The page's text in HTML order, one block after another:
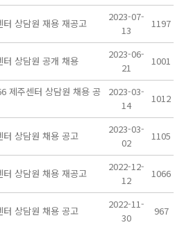
상담원 재용 재공고
2023-07-
13
1197
터 상담원 공개 채용
2023-06-
21
1001
제주센터 상담원 채용 공
2023-03-
14
1012
터 상담원 채용 공고
2023-03-
02
1105
상담원 채용 재공고
2022-12-
12
1066
터 상담원 채용 공고
2022-11-
30
967